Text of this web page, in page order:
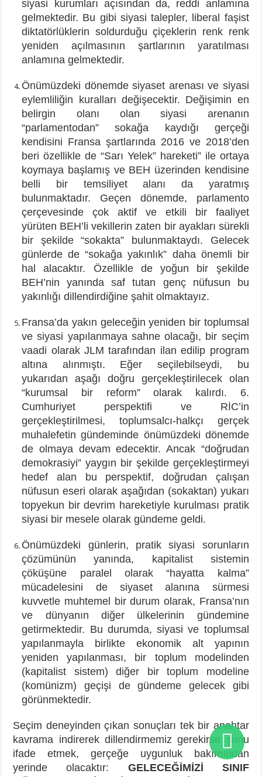
siyasi kurumları açısından da, reddi anlamına
gelmektedir. Bu gibi siyasi talepler, liberal faşist
diktatörlüklerin soldurduğu çiçeklerin renk renk
yeniden açılmasının şartlarının yaratılması
anlamına gelmektedir.
Önümüzdeki dönemde siyaset arenası ve siyasi
eylemliliğin kuralları değişecektir. Değişimin en
belirgin olanı olan siyasi arenanın
“parlamentodan” sokağa kaydığı gerçeği
kendisini Fransa şartlarında 2016 ve 2018’den
beri özellikle de “Sarı Yelek” hareketi” ile ortaya
koymaya başlamış ve BEH üzerinden kendisine
belli bir temsiliyet alanı da yaratmış
bulunmaktadır. Geçen dönemde, parlamento
çerçevesinde çok aktif ve etkili bir faaliyet
yürüten BEH’li vekillerin zaten bir ayakları sürekli
bir şekilde “sokakta” bulunmaktaydı. Gelecek
günlerde de “sokağa yakınlık” daha önemli bir
hal alacaktır. Özellikle de yoğun bir şekilde
BEH’nin yanında saf tutan genç nüfusun bu
yakınlığı dillendirdiğine şahit olmaktayız.
Fransa’da yakın geleceğin yeniden bir toplumsal
ve siyasi yapılanmaya sahne olacağı, bir seçim
vaadi olarak JLM tarafından ilan edilip program
altına alınmıştı. Eğer seçilebilseydi, bu
yukarıdan aşağı doğru gerçekleştirilecek olan
“kurumsal bir reform” olarak kalırdı. 6.
Cumhuriyet perspektifi ve RİC’in
gerçekleştirilmesi, toplumsalcı-halkçı gerçek
muhalefetin gündeminde önümüzdeki dönemde
de olmaya devam edecektir. Ancak “doğrudan
demokrasiyi” yaygın bir şekilde gerçekleştirmeyi
hedef alan bu perspektif, doğrudan çalışan
nüfusun eseri olarak aşağıdan (sokaktan) yukarı
topyekun bir devrim hareketiyle kurulması pratik
siyasi bir mesele olarak gündeme geldi.
Önümüzdeki günlerin, pratik siyasi sorunların
çözümünün yanında, kapitalist sistemin
çöküşüne paralel olarak “hayatta kalma”
mücadelesini de siyaset alanına sürmesi
kuvvetle muhtemel bir durum olarak, Fransa’nın
ve dünyanın diğer ülkelerinin gündemine
getirmektedir. Bu durumda, siyasi ve toplumsal
yapılanmayla birlikte ekonomik alt yapının
yeniden yapılanması, bir toplum modelinden
(kapitalist sistem) diğer bir toplum modeline
(komünizm) geçişi de gündeme gelecek gibi
görünmektedir.
Seçim deneyinden çıkan sonuçları tek bir anahtar
kavrama indirerek dillendirmemiz gerekirse şunu
ifade etmek, gerçeğe uygunluk bakımından
yerinde olacaktır: GELECEĞİMİZİ SINIF